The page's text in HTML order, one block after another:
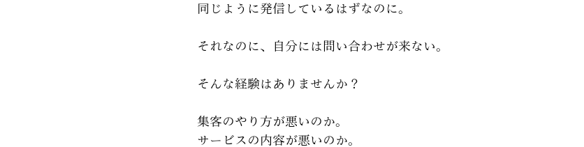
同じように発信しているはずなのに。
それなのに、自分には問い合わせが来ない。
そんな経験はありませんか？
集客のやり方が悪いのか。
サービスの内容が悪いのか。